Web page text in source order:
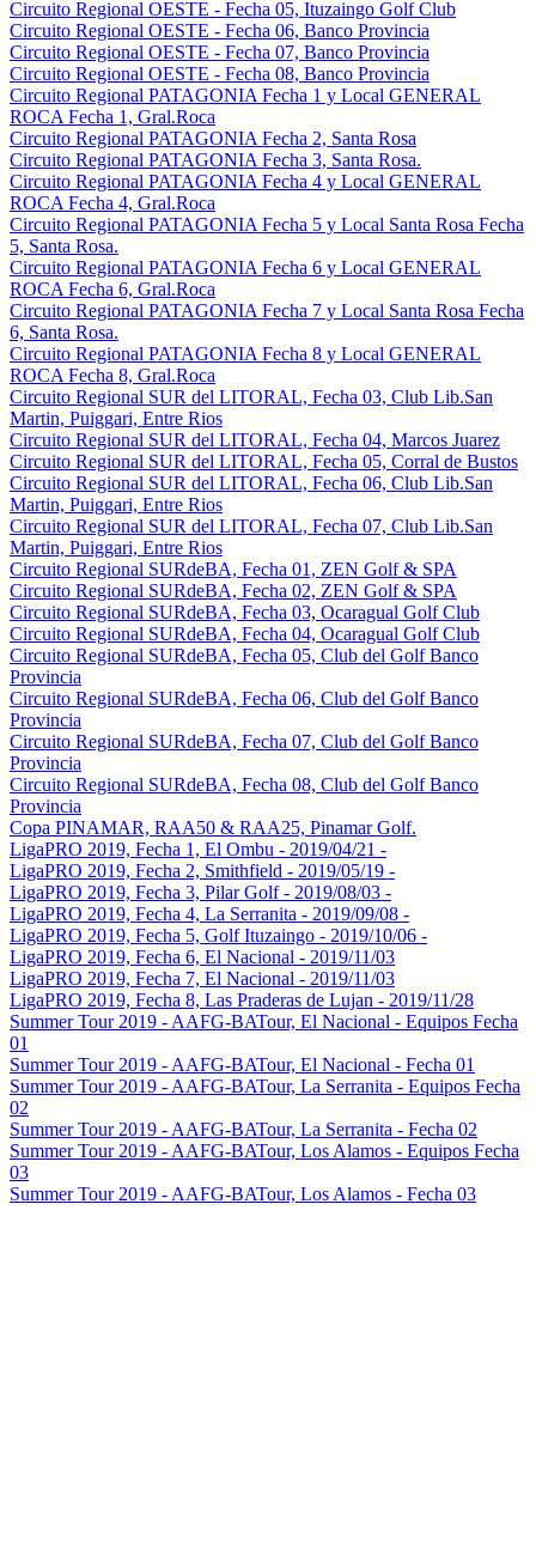
Circuito Regional OESTE - Fecha 05, Ituzaingo Golf Club
Circuito Regional OESTE - Fecha 06, Banco Provincia
Circuito Regional OESTE - Fecha 07, Banco Provincia
Circuito Regional OESTE - Fecha 08, Banco Provincia
Circuito Regional PATAGONIA Fecha 1 y Local GENERAL
ROCA Fecha 1, Gral.Roca
Circuito Regional PATAGONIA Fecha 2, Santa Rosa
Circuito Regional PATAGONIA Fecha 3, Santa Rosa.
Circuito Regional PATAGONIA Fecha 4 y Local GENERAL
ROCA Fecha 4, Gral.Roca
Circuito Regional PATAGONIA Fecha 5 y Local Santa Rosa Fecha
5, Santa Rosa.
Circuito Regional PATAGONIA Fecha 6 y Local GENERAL
ROCA Fecha 6, Gral.Roca
Circuito Regional PATAGONIA Fecha 7 y Local Santa Rosa Fecha
6, Santa Rosa.
Circuito Regional PATAGONIA Fecha 8 y Local GENERAL
ROCA Fecha 8, Gral.Roca
Circuito Regional SUR del LITORAL, Fecha 03, Club Lib.San
Martin, Puiggari, Entre Rios
Circuito Regional SUR del LITORAL, Fecha 04, Marcos Juarez
Circuito Regional SUR del LITORAL, Fecha 05, Corral de Bustos
Circuito Regional SUR del LITORAL, Fecha 06, Club Lib.San
Martin, Puiggari, Entre Rios
Circuito Regional SUR del LITORAL, Fecha 07, Club Lib.San
Martin, Puiggari, Entre Rios
Circuito Regional SURdeBA, Fecha 01, ZEN Golf & SPA
Circuito Regional SURdeBA, Fecha 02, ZEN Golf & SPA
Circuito Regional SURdeBA, Fecha 03, Ocaragual Golf Club
Circuito Regional SURdeBA, Fecha 04, Ocaragual Golf Club
Circuito Regional SURdeBA, Fecha 05, Club del Golf Banco
Provincia
Circuito Regional SURdeBA, Fecha 06, Club del Golf Banco
Provincia
Circuito Regional SURdeBA, Fecha 07, Club del Golf Banco
Provincia
Circuito Regional SURdeBA, Fecha 08, Club del Golf Banco
Provincia
Copa PINAMAR, RAA50 & RAA25, Pinamar Golf.
LigaPRO 2019, Fecha 1, El Ombu - 2019/04/21 -
LigaPRO 2019, Fecha 2, Smithfield - 2019/05/19 -
LigaPRO 2019, Fecha 3, Pilar Golf - 2019/08/03 -
LigaPRO 2019, Fecha 4, La Serranita - 2019/09/08 -
LigaPRO 2019, Fecha 5, Golf Ituzaingo - 2019/10/06 -
LigaPRO 2019, Fecha 6, El Nacional - 2019/11/03
LigaPRO 2019, Fecha 7, El Nacional - 2019/11/03
LigaPRO 2019, Fecha 8, Las Praderas de Lujan - 2019/11/28
Summer Tour 2019 - AAFG-BATour, El Nacional - Equipos Fecha
01
Summer Tour 2019 - AAFG-BATour, El Nacional - Fecha 01
Summer Tour 2019 - AAFG-BATour, La Serranita - Equipos Fecha
02
Summer Tour 2019 - AAFG-BATour, La Serranita - Fecha 02
Summer Tour 2019 - AAFG-BATour, Los Alamos - Equipos Fecha
03
Summer Tour 2019 - AAFG-BATour, Los Alamos - Fecha 03